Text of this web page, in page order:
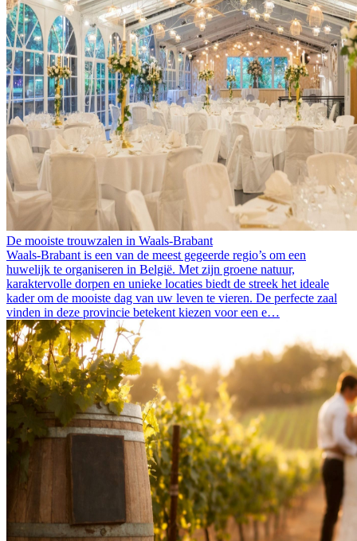
De mooiste trouwzalen in Waals-Brabant
Waals-Brabant is een van de meest gegeerde regio’s om een
huwelijk te organiseren in België. Met zijn groene natuur,
karaktervolle dorpen en unieke locaties biedt de streek het ideale
kader om de mooiste dag van uw leven te vieren. De perfecte zaal
vinden in deze provincie betekent kiezen voor een e…